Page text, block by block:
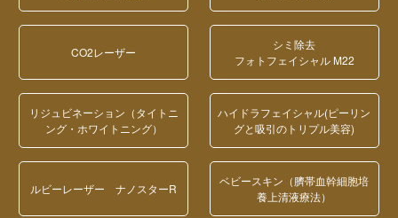
CO2レーザー
シミ除去
フォトフェイシャル M22
リジュビネーション（タイトニ
ング・ホワイトニング）
ハイドラフェイシャル(ピーリン
グと吸引のトリプル美容)
ルビーレーザー ナノスターR
ベビースキン（臍帯血幹細胞培
養上清液療法）